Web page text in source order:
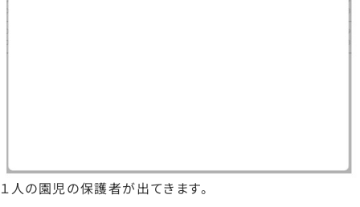
１人の園児の保護者が出てきます。